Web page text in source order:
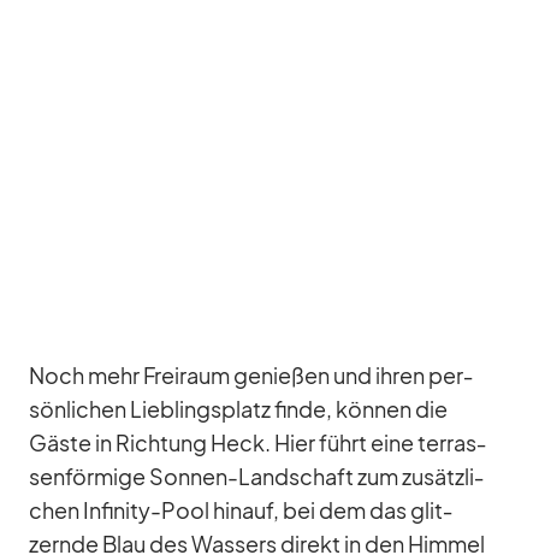
Noch mehr Frei­raum ge­nie­ßen und ih­ren per­
sön­li­chen Lieb­lings­platz finde, kön­nen die
Gäste in Rich­tung Heck. Hier führt eine ter­ras­
sen­för­mige Son­nen-Land­schaft zum zu­sätz­li­
chen In­fi­nity-Pool hin­auf, bei dem das glit­
zernde Blau des Was­sers di­rekt in den Him­mel